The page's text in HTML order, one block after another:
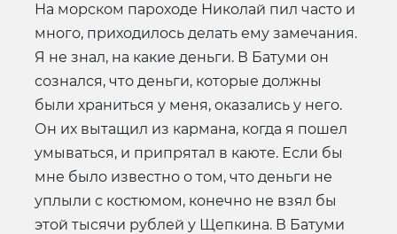
На морском пароходе Николай пил часто и
много, приходилось делать ему замечания.
Я не знал, на какие деньги. В Батуми он
сознался, что деньги, которые должны
были храниться у меня, оказались у него.
Он их вытащил из кармана, когда я пошел
умываться, и припрятал в каюте. Если бы
мне было известно о том, что деньги не
уплыли с костюмом, конечно не взял бы
этой тысячи рублей у Щепкина. В Батуми